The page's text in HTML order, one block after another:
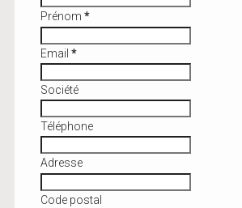
Prénom *
Email *
Société
Téléphone
Adresse
Code postal